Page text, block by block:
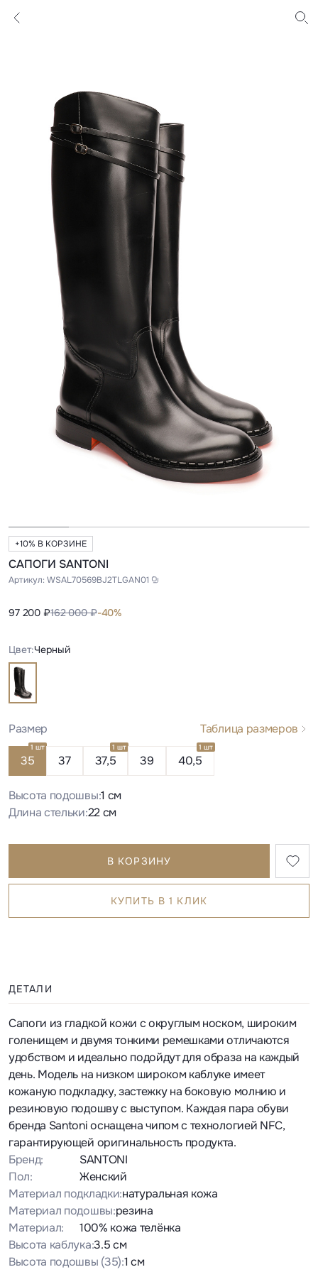
+10% В КОРЗИНЕ
САПОГИ SANTONI
Артикул: WSAL70569BJ2TLGAN01
97 200 ₽162 000 ₽-40%
Цвет:Черный
Размер Таблица размеров
35
1 шт
37 37,5
1 шт
39 40,5
1 шт
Высота подошвы:1 см
Длина стельки:22 см
В КОРЗИНУ
КУПИТЬ В 1 КЛИК
ДЕТАЛИ
Сапоги из гладкой кожи с округлым носком, широким
голенищем и двумя тонкими ремешками отличаются
удобством и идеально подойдут для образа на каждый
день. Модель на низком широком каблуке имеет
кожаную подкладку, застежку на боковую молнию и
резиновую подошву с выступом. Каждая пара обуви
бренда Santoni оснащена чипом с технологией NFC,
гарантирующей оригинальность продукта.
Бренд:
SANTONI
Пол:
Женский
Материал подкладки:натуральная кожа
Материал подошвы:резина
Материал:
100% кожа телёнка
Высота каблука:3.5 см
Высота подошвы (35):1 см